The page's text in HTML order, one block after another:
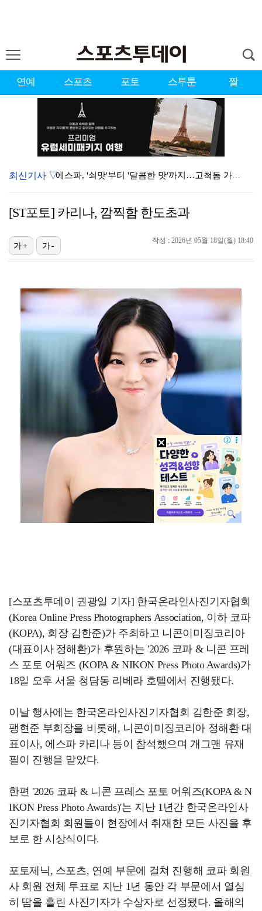
연예 스포츠 포토 스투툰 짤
에스파, '쇠맛'부터 '달콤한 맛'까지…고척돔 가득 채…
에스파 고척돔 공연에 반가운 얼굴…아이들 미연·트와이스…
한국 남자배구, 중국 3-0 완파하고 동아시아선수권 결…
"언론사 대표·국회의원도"…최연청, 판사 남편까지 화려…
'서명관·야고 연속골' 울산, 동해안 더비서 포항 제압…
최신기사 ▽
[ST포토] 카리나, 깜찍함 한도초과
작성 : 2026년 05월 18일(월) 18:40
가+ 가-
[스포츠투데이 권광일 기자] 한국온라인사진기자협회
(Korea Online Press Photographers Association, 이하 코파
(KOPA), 회장 김한준)가 주최하고 니콘이미징코리아
(대표이사 정해환)가 후원하는 '2026 코파 & 니콘 프레
스 포토 어워즈 (KOPA & NIKON Press Photo Awards)가
18일 오후 서울 청담동 리베라 호텔에서 진행됐다.
이날 행사에는 한국온라인사진기자협회 김한준 회장,
팽현준 부회장을 비롯해, 니콘이미징코리아 정해환 대
표이사, 에스파 카리나 등이 참석했으며 개그맨 유재
필이 진행을 맡았다.
한편 '2026 코파 & 니콘 프레스 포토 어워즈(KOPA & N
IKON Press Photo Awards)'는 지난 1년간 한국온라인사
진기자협회 회원들이 현장에서 취재한 모든 사진을 후
보로 한 시상식이다.
포토제닉, 스포츠, 연예 부문에 걸쳐 진행해 코파 회원
사 회원 전체 투표로 지난 1년 동안 각 부문에서 열심
히 땀을 흘린 사진기자가 수상자로 선정됐다. 올해의